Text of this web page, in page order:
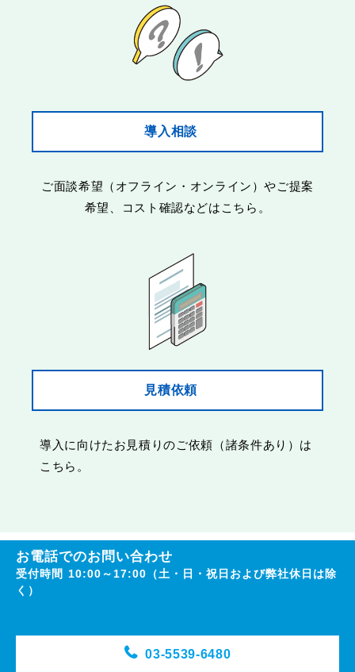
導入相談
ご面談希望（オフライン・オンライン）やご提案
希望、コスト確認などはこちら。
見積依頼
導入に向けたお見積りのご依頼（諸条件あり）は
こちら。
お電話でのお問い合わせ
受付時間 10:00～17:00（土・日・祝日および弊社休日は除
く）
03-5539-6480